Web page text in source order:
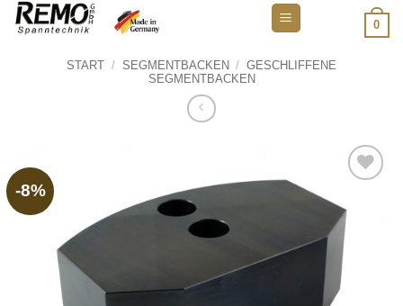
Zum
Inhalt
0
START / SEGMENTBACKEN / GESCHLIFFENE
SEGMENTBACKEN
-8%
wishlist